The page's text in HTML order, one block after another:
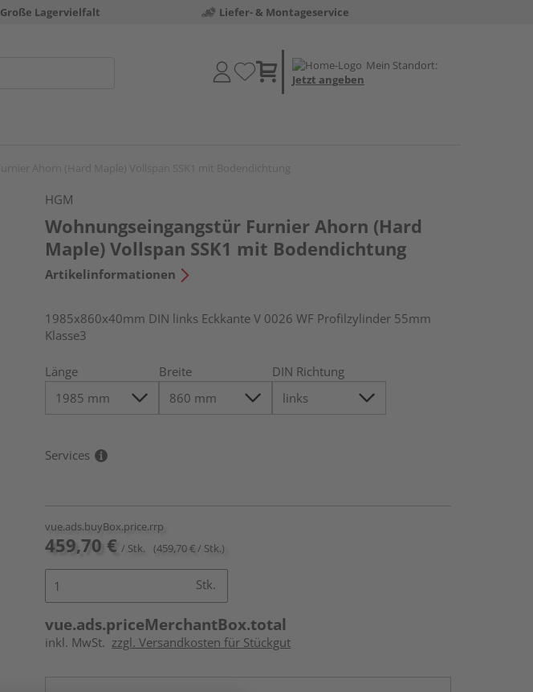
Große Lagervielfalt Liefer- & Montageservice
Mein Standort:
Jetzt angeben
HGM
Wohnungseingangstür Furnier Ahorn (Hard
Maple) Vollspan SSK1 mit Bodendichtung
Artikelinformationen
1985x860x40mm DIN links Eckkante V 0026 WF Profilzylinder 55mm
Klasse3
Länge Breite DIN Richtung
Services
vue.ads.buyBox.price.rrp
459,70 € / Stk. (459,70 € / Stk.)
Stk.
vue.ads.priceMerchantBox.total
inkl. MwSt. zzgl. Versandkosten für Stückgut